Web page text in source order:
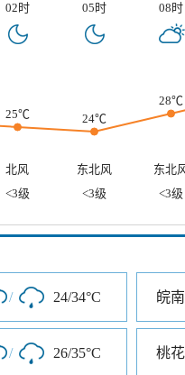
02时 05时 08时
25℃ 24℃
28℃
北风 东北风
东北
<3级 <3级 <3级
/ 24/34°C 皖
/ 26/35°C 桃